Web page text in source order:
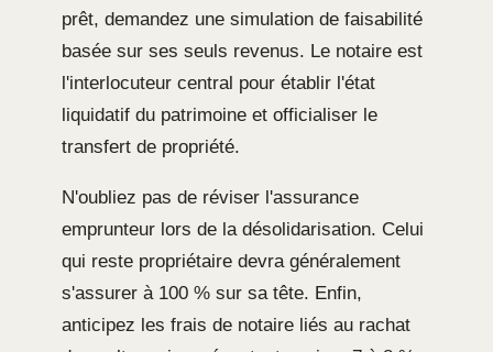
prêt, demandez une simulation de faisabilité
basée sur ses seuls revenus. Le notaire est
l'interlocuteur central pour établir l'état
liquidatif du patrimoine et officialiser le
transfert de propriété.
N'oubliez pas de réviser l'assurance
emprunteur lors de la désolidarisation. Celui
qui reste propriétaire devra généralement
s'assurer à 100 % sur sa tête. Enfin,
anticipez les frais de notaire liés au rachat